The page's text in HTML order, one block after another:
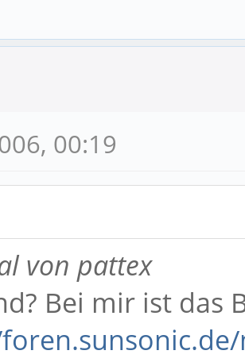
00:19
von pattex
Bei mir ist das